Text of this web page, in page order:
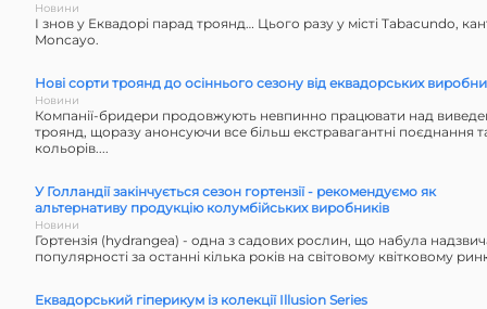
Новини
І знов у Еквадорі парад троянд… Цього разу у місті Tabacundo,
Moncayo.
Нові сорти троянд до осіннього сезону від еквадорських
Новини
Компанії-бридери продовжують невпинно працювати над
троянд, щоразу анонсуючи все більш екстравагантні поєднання
кольорів....
У Голландії закінчується сезон гортензії - рекомендуємо як
альтернативу продукцію колумбійських виробників
Новини
Гортензія (hydrangea) - одна з садових рослин, що набула
популярності за останні кілька років на світовому квітковому
Еквадорський гіперикум із колекції Illusion Series